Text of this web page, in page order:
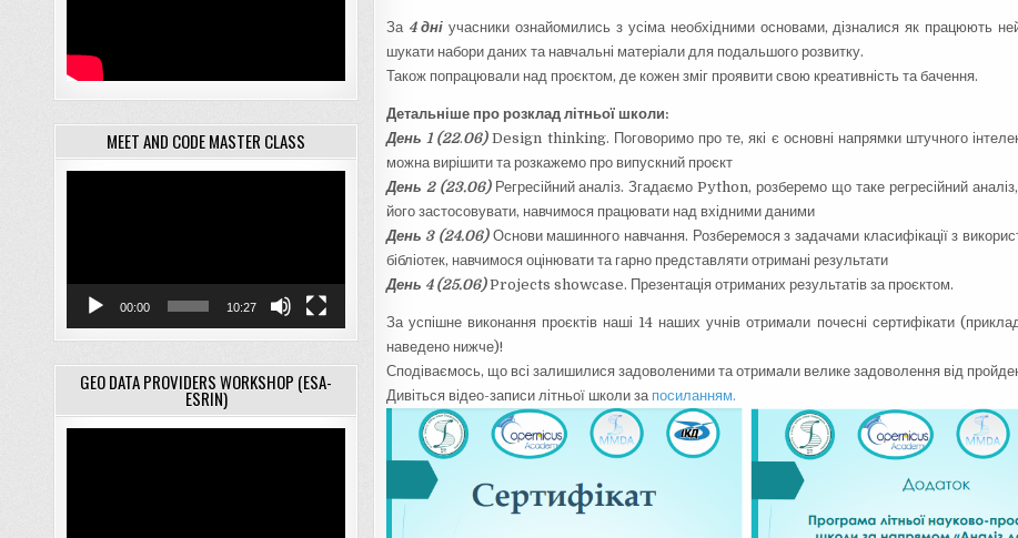
За 4 дні учасники ознайомились з усіма необхідними основами, дізналися як працюють
шукати набори даних та навчальні матеріали для подальшого розвитку.
Також попрацювали над проєктом, де кожен зміг проявити свою креативність та бачення.
Детальніше про розклад літньої школи:
День 1 (22.06)Design thinking. Поговоримо про те, які є основні напрямки штучного
можна вирішити та розкажемо про випускний проєкт
День 2 (23.06)Регресійний аналіз. Згадаємо Python, розберемо що таке регресійний
його застосовувати, навчимося працювати над вхідними даними
День 3 (24.06)Основи машинного навчання. Розберемося з задачами класифікації з
бібліотек, навчимося оцінювати та гарно представляти отримані результати
День 4 (25.06)Projects showcase. Презентація отриманих результатів за проєктом.
За успішне виконання проєктів наші 14 наших учнів отримали почесні сертифікати
наведено нижче)!
Сподіваємось, що всі залишилися задоволеними та отримали велике задоволення від
Дивіться відео-записи літньої школи за посиланням.
MEET AND CODE MASTER CLASS
00:00 10:27
GEO DATA PROVIDERS WORKSHOP (ESA-
ESRIN)